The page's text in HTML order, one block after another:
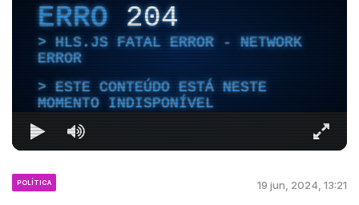
ERRO204
HLS.JS FATAL ERROR - NETWORK
ERROR
ESTE CONTEÚDO ESTÁ NESTE
MOMENTO INDISPONÍVEL
POLÍTICA 19 jun, 2024, 13:21